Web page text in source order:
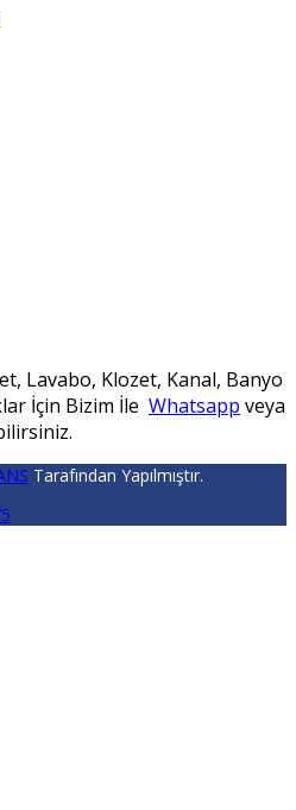
Lavabo, Klozet, Kanal, Banyo
İçin Bizim İle Whatsapp veya
Tarafından Yapılmıştır.